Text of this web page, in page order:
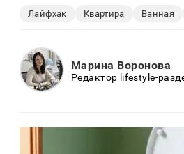
Лайфхак Квартира Ванная
Марина Воронова
Редактор lifestyle-